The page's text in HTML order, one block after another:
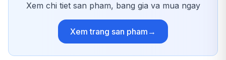
Xem chi tiet san pham, bang gia va mua ngay
Xem trang san pham →